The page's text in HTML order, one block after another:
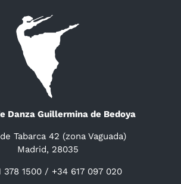
Danza Guillermina de Bedoya
Tabarca 42 (zona Vaguada)
Madrid, 28035
378 1500 / +34 617 097 020